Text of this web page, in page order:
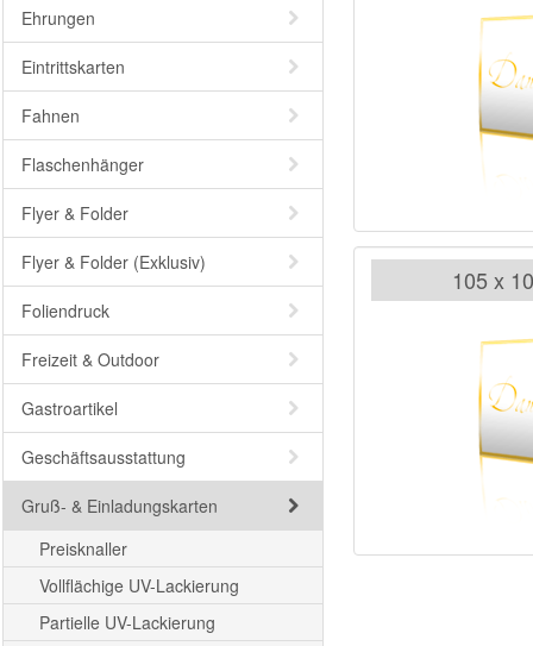
Ehrungen
Eintrittskarten
Fahnen
Flaschenhänger
Flyer & Folder
Flyer & Folder (Exklusiv)
Foliendruck
Freizeit & Outdoor
Gastroartikel
Geschäftsausstattung
Gruß- & Einladungskarten
Preisknaller
Vollflächige UV-Lackierung
Partielle UV-Lackierung
105 x